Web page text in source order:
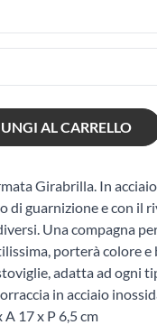
AL CARRELLO
Girabrilla. In
di guarnizione e con il
Una compagna
porterà colore
adatta ad ogni
in acciaio
A 17 x P 6,5 cm